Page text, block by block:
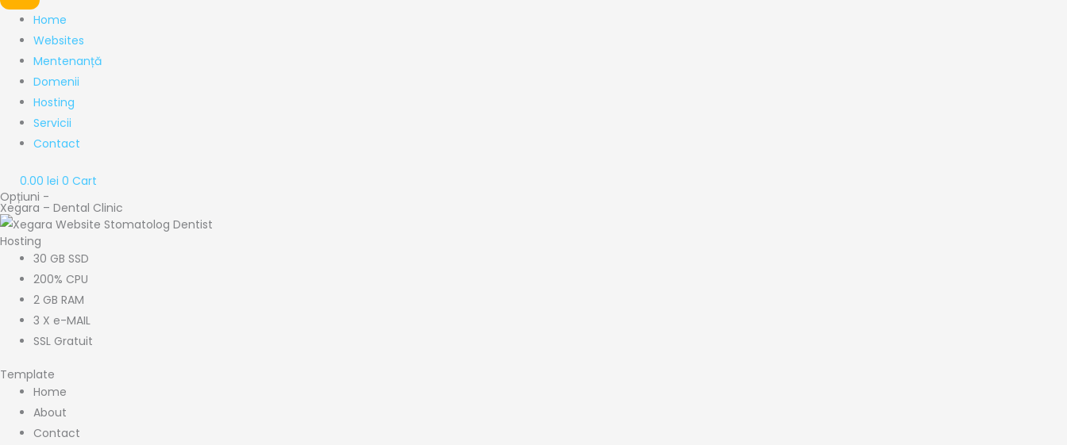
Home
Websites
Mentenanță
Domenii
Hosting
Servicii
Contact
0.00 lei 0 Cart
Opțiuni -
Xegara – Dental Clinic
Hosting
30 GB SSD
200% CPU
2 GB RAM
3 X e-MAIL
SSL Gratuit
Template
Home
About
Contact